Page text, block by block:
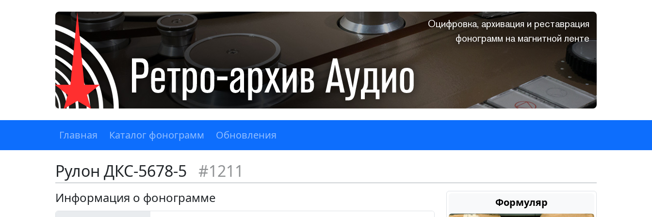
Оцифровка, архивация и реставрация
фонограмм на магнитной ленте
Главная Каталог фонограмм Обновления
Рулон ДКС-5678-5 #1211
Формуляр
Информация о фонограмме